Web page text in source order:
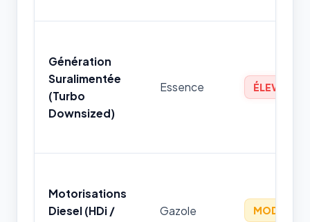
Génération
Suralimentée
(Turbo
Downsized)
Essence ÉLEVÉ
Motorisations
Diesel (HDi /
Gazole MODÉRÉ